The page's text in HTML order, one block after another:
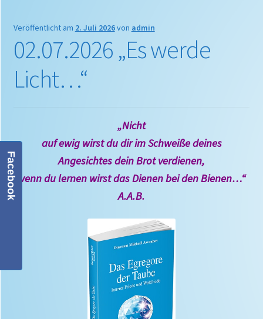
Veröffentlicht am 2. Juli 2026von admin
02.07.2026 „Es werde
Licht…“
„Nicht
auf ewig wirst du dir im Schweiße deines
Angesichtesdein Brot verdienen,
wenn du lernen wirst das Dienenbei den Bienen…“
A.A.B.
Facebook